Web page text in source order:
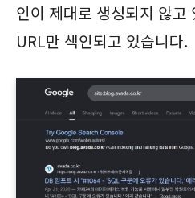
인이 제대로 생성되지 않고
URL만 색인되고 있습니다.